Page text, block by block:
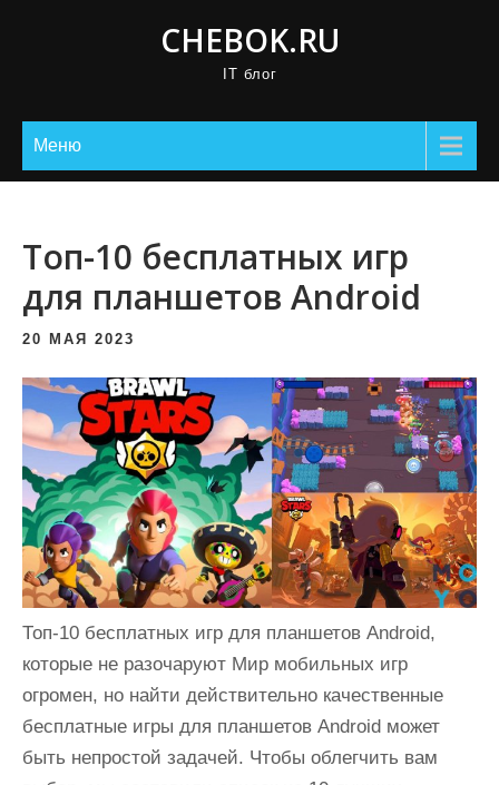
CHEBOK.RU
IT блог
Меню
Топ-10 бесплатных игр
для планшетов Android
20 МАЯ 2023
Топ-10 бесплатных игр для планшетов Android,
которые не разочаруют Мир мобильных игр
огромен, но найти действительно качественные
бесплатные игры для планшетов Android может
быть непростой задачей. Чтобы облегчить вам